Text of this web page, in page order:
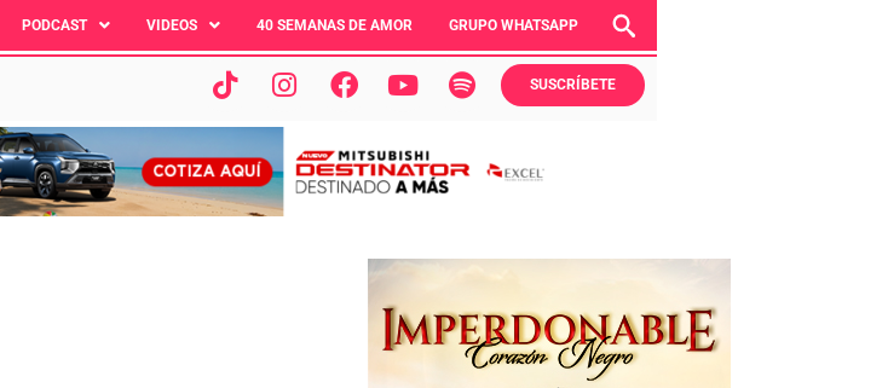
PODCAST VIDEOS 40 SEMANAS DE AMOR GRUPO WHATSAPP
SUSCRÍBETE